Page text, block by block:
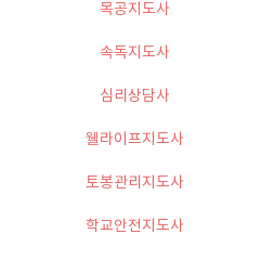
목공지도사
속독지도사
심리상담사
웰라이프지도사
토봉관리지도사
학교안전지도사